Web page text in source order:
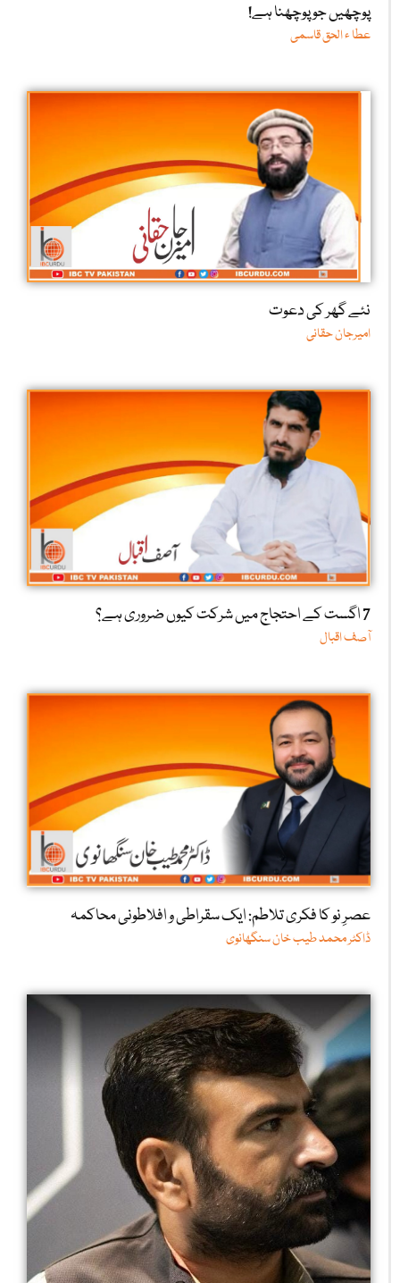
پوچھیں جو پوچھنا ہے!
عطا ء الحق قاسمی
نئے گھر کی دعوت
امیرجان حقانی
7 اگست کے احتجاج میں شرکت کیوں ضروری ہے؟
آصف اقبال
عصرِ نو کا فکری تلاطم: ایک سقراطی و افلاطونی محاکمہ
ڈاکٹر محمد طیب خان سنگھانوی